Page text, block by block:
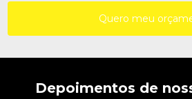
Quero meu
Depoimentos de